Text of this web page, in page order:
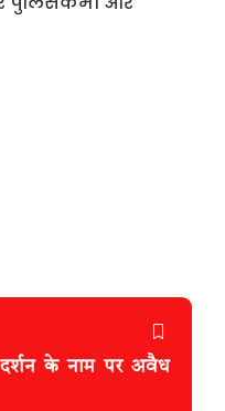
दर्शन के नाम पर अवैध